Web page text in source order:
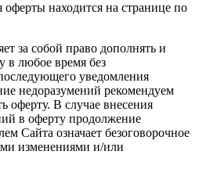
находится на странице по
за собой право дополнять и
в любое время без
уведомления
недоразумений рекомендуем
оферту. В случае внесения
в оферту продолжение
Сайта означает безоговорочное
изменениями и/или